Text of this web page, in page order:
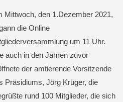
Mittwoch, den 1.Dezember 2021,
die Online
um 11 Uhr.
auch in den Jahren zuvor
der amtierende Vorsitzende
Präsidiums, Jörg Krüger, die
rund 100 Mitglieder, die sich